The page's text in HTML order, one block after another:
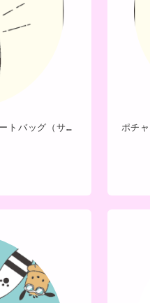
ポチャッコ cafe 限定コラボトートバッグ（サングラスタイプ）